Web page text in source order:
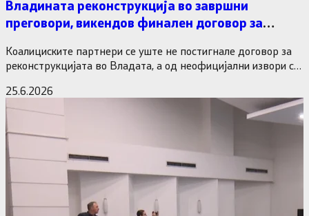
Владината реконструкција во завршни
преговори, викендов финален договор за
Коалициските партнери се уште не постигнале договор за
реконструкцијата во Владата, а од неофицијални извори се
25.6.2026